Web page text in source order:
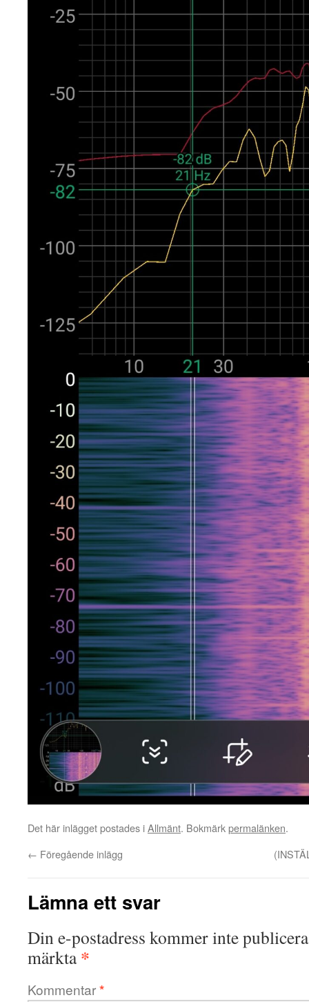
Det här inlägget postades iAllmänt. Bokmärkpermalänken.
← Föregående inlägg
Lämna ett svar
Din e-postadress kommer inte
märkta*
Kommentar*